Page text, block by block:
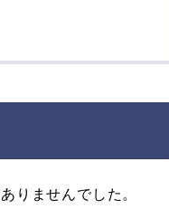
りませんでした。